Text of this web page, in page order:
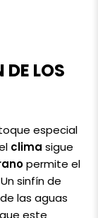
LOS
especial
clima sigue
permite el
sinfín de
las aguas
este